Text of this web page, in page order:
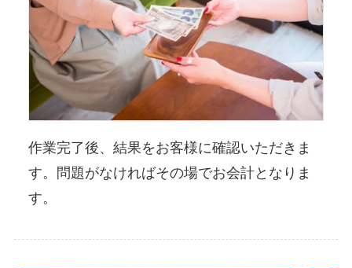
作業完了後、結果をお客様に確認いただきま
す。問題がなければその場でお会計となりま
す。